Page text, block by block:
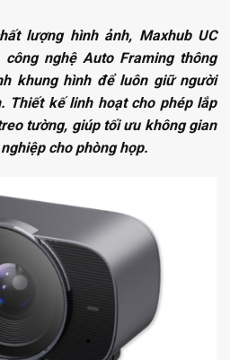
lượng hình ảnh, Maxhub UC
nghệ Auto Framing thông
khung hình để luôn giữ người
Thiết kế linh hoạt cho phép lắp
tường, giúp tối ưu không gian
cho phòng họp.